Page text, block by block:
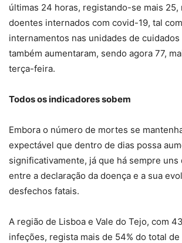
últimas 24 horas, registando-se mais 25,
doentes internados com covid-19, tal
internamentos nas unidades de
também aumentaram, sendo agora 77,
terça-feira.
Todos os indicadores sobem
Embora o número de mortes se
expectável que dentro de dias possa
significativamente, já que há sempre uns
entre a declaração da doença e a sua
desfechos fatais.
A região de Lisboa e Vale do Tejo, com
infeções, regista mais de 54% do total de